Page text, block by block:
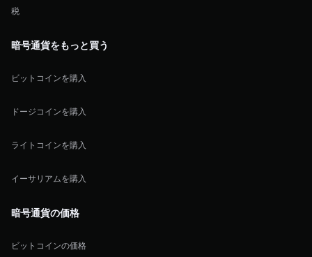
税
暗号通貨をもっと買う
ビットコインを購入
ドージコインを購入
ライトコインを購入
イーサリアムを購入
暗号通貨の価格
ビットコインの価格